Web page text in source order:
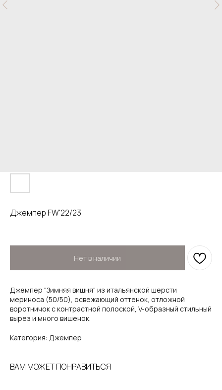
Джемпер FW'22/23
Нет в наличии
Джемпер "Зимняя вишня" из итальянской шерсти
мериноса (50/50), освежающий оттенок, отложной
воротничок с контрастной полоской, V-образный стильный
вырез и много вишенок.
Категория: Джемпер
ВАМ МОЖЕТ ПОНРАВИТЬСЯ